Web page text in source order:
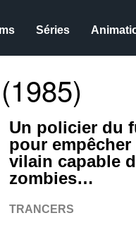
Séries
Un policier du
pour empêcher
vilain capable
zombies…
TRANCERS